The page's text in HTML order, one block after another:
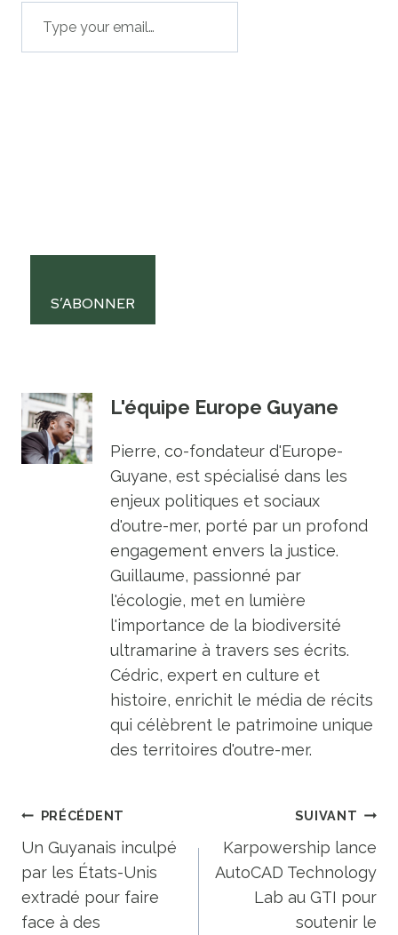
S’ABONNER
L'équipe Europe Guyane
Pierre, co-fondateur d'Europe-
Guyane, est spécialisé dans les
enjeux politiques et sociaux
d'outre-mer, porté par un profond
engagement envers la justice.
Guillaume, passionné par
l'écologie, met en lumière
l'importance de la biodiversité
ultramarine à travers ses écrits.
Cédric, expert en culture et
histoire, enrichit le média de récits
qui célèbrent le patrimoine unique
des territoires d'outre-mer.
Navigation
de
l’article
PRÉCÉDENT
Un Guyanais inculpé
par les États-Unis
extradé pour faire
face à des
SUIVANT
Karpowership lance
AutoCAD Technology
Lab au GTI pour
soutenir le